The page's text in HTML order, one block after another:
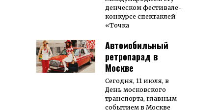
ден­чес­ком фес­ти­ва­ле-
кон­кур­се спек­так­лей
«Точка
Автомобильный
ретропарад в
Москве
Сегод­ня, 11 июля, в
День мос­ковского
транс­порта, главным
событием в Москве